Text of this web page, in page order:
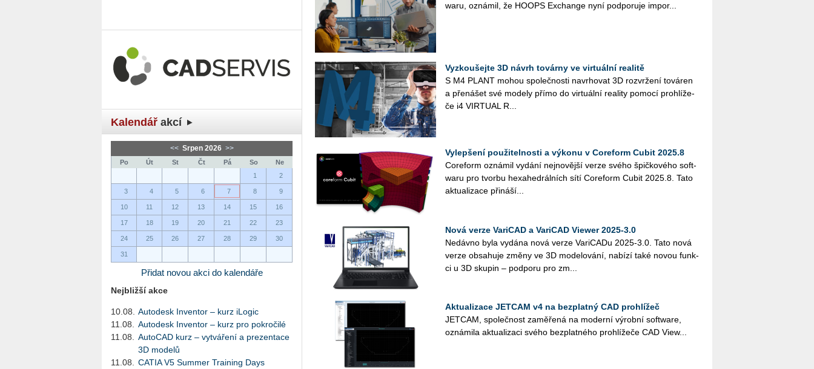
Kalendář akcí
<< Srpen 2026 >>
Po Út St Čt Pá So
Ne
1
2
3 4 5 6 7 8 9
10 11 12 13 14 15 16
17 18 19 20 21 22 23
24 25 26 27 28 29 30
31
Přidat novou akci do kalendáře
Nejbližší akce
10.08.
Autodesk Inventor – kurz iLogic
11.08.
Autodesk Inventor – kurz pro pokročilé
11.08.
AutoCAD kurz – vytváření a prezentace
3D modelů
11.08.
CATIA V5 Summer Training Days
wa­ru, ozná­mil, že HOOPS Ex­chan­ge nyní pod­po­ru­je im­por...
Vyzkoušejte 3D návrh továrny ve virtuální realitě
S M4 PLANT mohou spo­leč­nos­ti na­vr­ho­vat 3D roz­vr­že­ní to­vá­ren
a pře­ná­šet své mo­de­ly přímo do vir­tu­ál­ní re­a­li­ty po­mo­cí pro­hlí­že­
če i4 VIR­TU­AL R...
Vylepšení použitelnosti a výkonu v Coreform Cubit 2025.8
Co­re­form ozná­mil vy­dá­ní nej­no­věj­ší verze svého špič­ko­vé­ho soft­
wa­ru pro tvor­bu hexa­he­d­rál­ních sítí Co­re­form Cubit 2025.8. Tato
ak­tu­a­li­za­ce při­ná­ší...
Nová verze VariCAD a VariCAD Viewer 2025-3.0
Ne­dáv­no byla vy­dá­na nová verze Va­ri­CA­Du 2025-3.0. Tato nová
verze ob­sa­hu­je změny ve 3D mo­de­lo­vá­ní, na­bí­zí také novou funk­
ci u 3D sku­pin – pod­po­ru pro zm...
Aktualizace JETCAM v4 na bezplatný CAD prohlížeč
JET­CAM, spo­leč­nost za­mě­ře­ná na mo­der­ní vý­rob­ní soft­ware,
ozná­mi­la ak­tu­a­li­za­ci svého bez­plat­né­ho pro­hlí­že­če CAD View...